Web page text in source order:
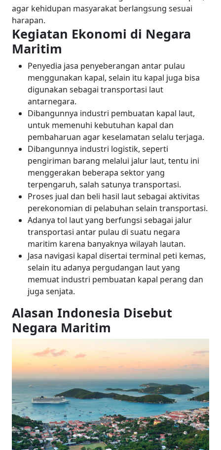
agar kehidupan masyarakat berlangsung sesuai
harapan.
Kegiatan Ekonomi di Negara
Maritim
Penyedia jasa penyeberangan antar pulau
menggunakan kapal, selain itu kapal juga bisa
digunakan sebagai transportasi laut
antarnegara.
Dibangunnya industri pembuatan kapal laut,
untuk memenuhi kebutuhan kapal dan
pembaharuan agar keselamatan selalu terjaga.
Dibangunnya industri logistik, seperti
pengiriman barang melalui jalur laut, tentu ini
menggerakan beberapa sektor yang
terpengaruh, salah satunya transportasi.
Proses jual dan beli hasil laut sebagai aktivitas
perekonomian di pelabuhan selain transportasi.
Adanya tol laut yang berfungsi sebagai jalur
transportasi antar pulau di suatu negara
maritim karena banyaknya wilayah lautan.
Jasa navigasi kapal disertai terminal peti kemas,
selain itu adanya pergudangan laut yang
memuat industri pembuatan kapal perang dan
juga senjata.
Alasan Indonesia Disebut
Negara Maritim